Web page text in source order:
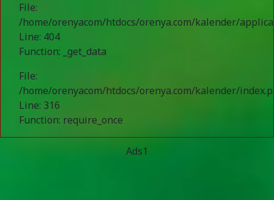
File:
/home/orenyacom/htdocs/orenya.com/kalender/
Line: 404
Function: _get_data
File:
/home/orenyacom/htdocs/orenya.com/kalender/
Line: 316
Function: require_once
Ads1